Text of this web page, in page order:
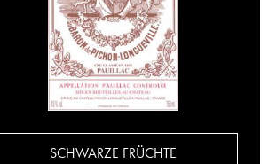
SCHWARZE FRÜCHTE